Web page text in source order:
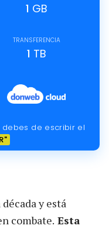
1 GB
TRANSFERENCIA
1 TB
debes de escribir el
y está
combate. Esta